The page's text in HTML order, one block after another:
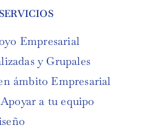
Empresarial
y Grupales
ámbito Empresarial
a tu equipo